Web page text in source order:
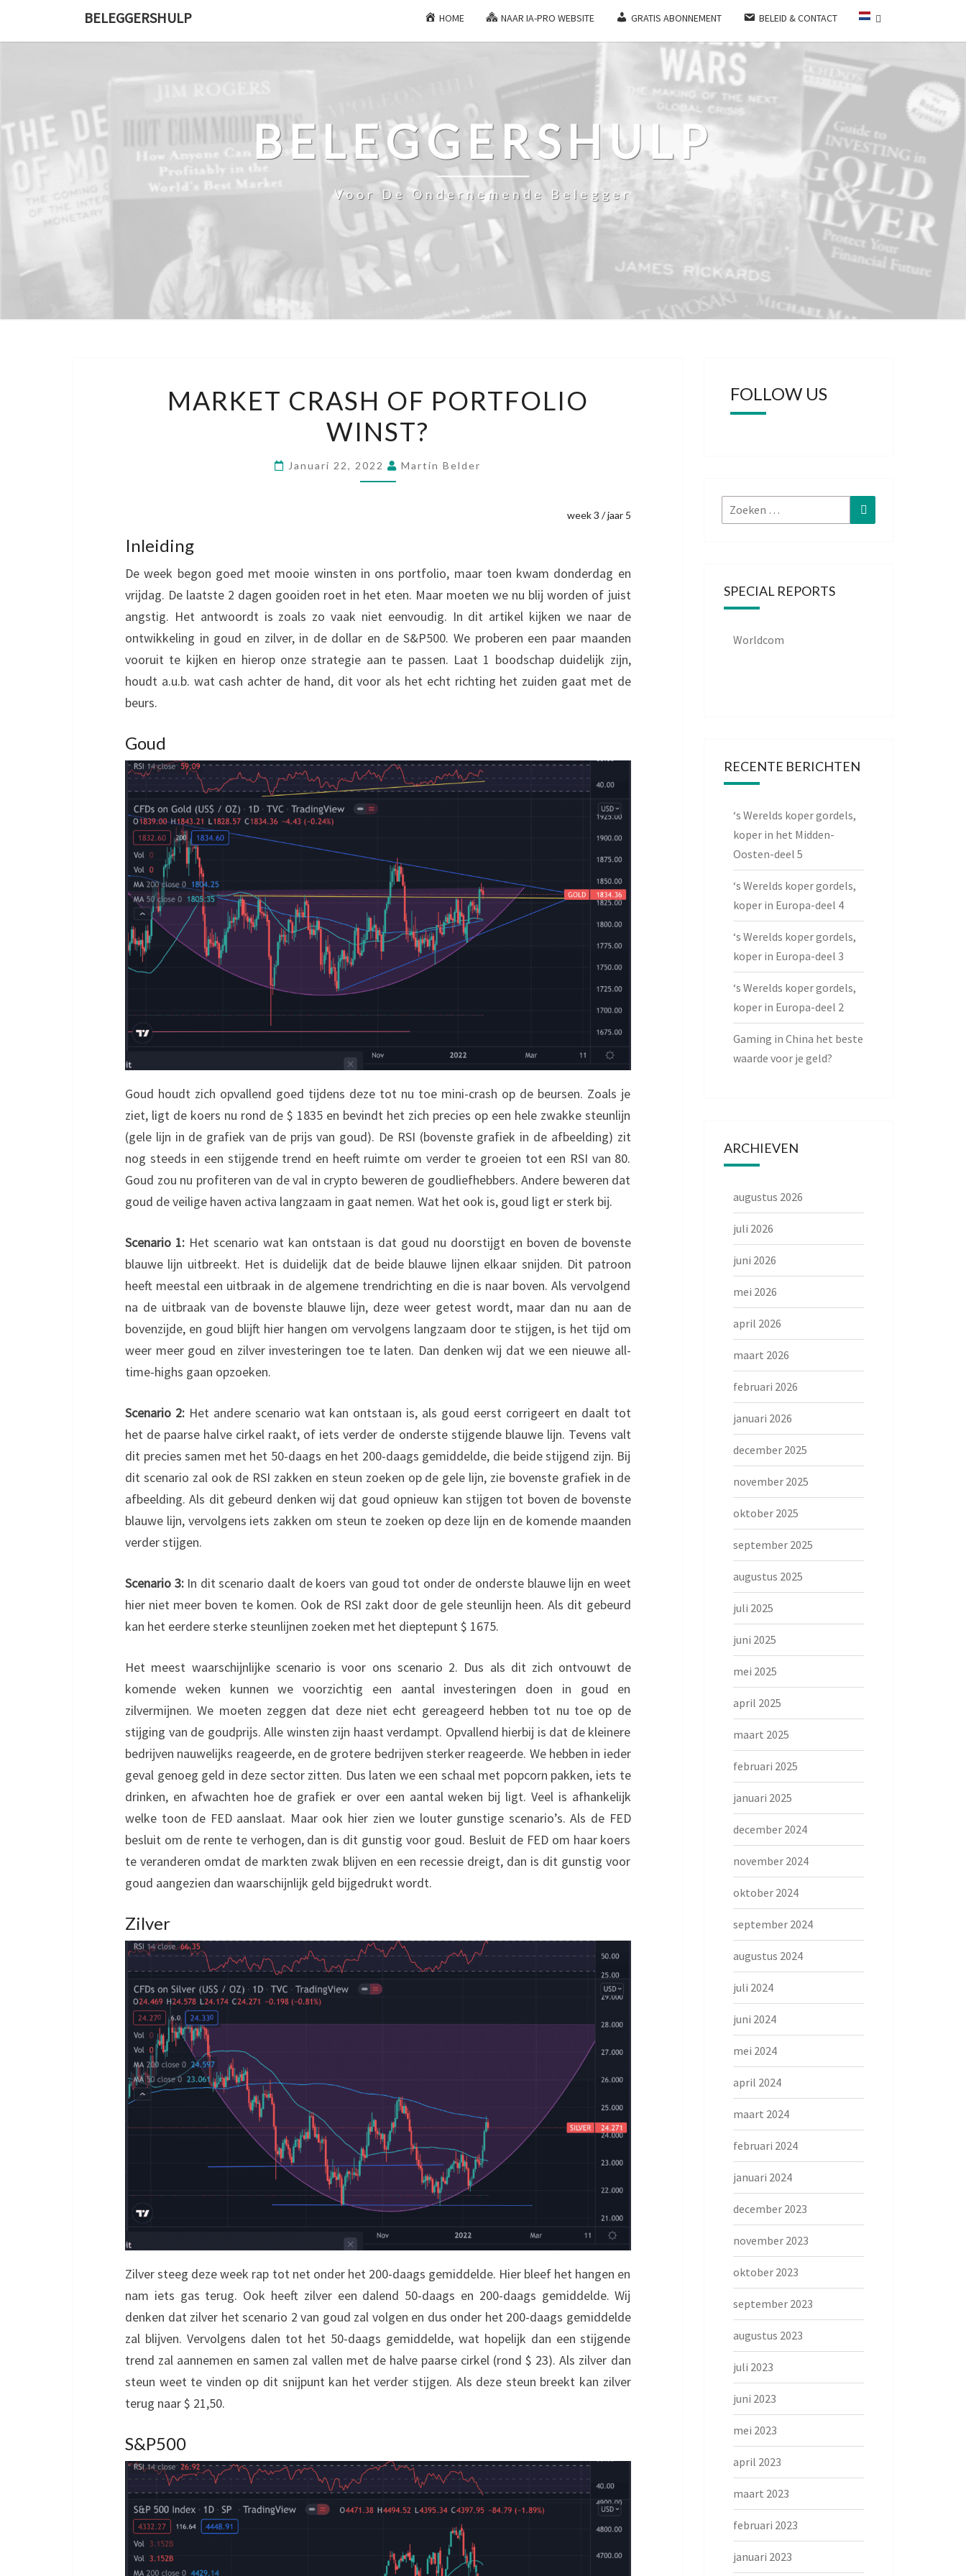
BELEGGERSHULP HOME NAAR IA-PRO WEBSITE GRATIS ABONNEMENT BELEID & CONTACT
BELEGGERSHULP
Voor De Ondernemende Belegger
CRASH
OF
PORTFOLIO
WINST?
MARKET CRASH OF PORTFOLIO
WINST?
Januari 22, 2022 Martin Belder
week 3 / jaar 5
Inleiding
De week begon goed met mooie winsten in ons portfolio, maar toen kwam donderdag en
vrijdag. De laatste 2 dagen gooiden roet in het eten. Maar moeten we nu blij worden of juist
angstig. Het antwoordt is zoals zo vaak niet eenvoudig. In dit artikel kijken we naar de
ontwikkeling in goud en zilver, in de dollar en de S&P500. We proberen een paar maanden
vooruit te kijken en hierop onze strategie aan te passen. Laat 1 boodschap duidelijk zijn,
houdt a.u.b. wat cash achter de hand, dit voor als het echt richting het zuiden gaat met de
beurs.
Goud
Goud houdt zich opvallend goed tijdens deze tot nu toe mini-crash op de beursen. Zoals je
ziet, ligt de koers nu rond de $ 1835 en bevindt het zich precies op een hele zwakke steunlijn
(gele lijn in de grafiek van de prijs van goud). De RSI (bovenste grafiek in de afbeelding) zit
nog steeds in een stijgende trend en heeft ruimte om verder te groeien tot een RSI van 80.
Goud zou nu profiteren van de val in crypto beweren de goudliefhebbers. Andere beweren dat
goud de veilige haven activa langzaam in gaat nemen. Wat het ook is, goud ligt er sterk bij.
Scenario 1:Het scenario wat kan ontstaan is dat goud nu doorstijgt en boven de bovenste
blauwe lijn uitbreekt. Het is duidelijk dat de beide blauwe lijnen elkaar snijden. Dit patroon
heeft meestal een uitbraak in de algemene trendrichting en die is naar boven. Als vervolgend
na de uitbraak van de bovenste blauwe lijn, deze weer getest wordt, maar dan nu aan de
bovenzijde, en goud blijft hier hangen om vervolgens langzaam door te stijgen, is het tijd om
weer meer goud en zilver investeringen toe te laten. Dan denken wij dat we een nieuwe all-
time-highs gaan opzoeken.
Scenario 2:Het andere scenario wat kan ontstaan is, als goud eerst corrigeert en daalt tot
het de paarse halve cirkel raakt, of iets verder de onderste stijgende blauwe lijn. Tevens valt
dit precies samen met het 50-daags en het 200-daags gemiddelde, die beide stijgend zijn. Bij
dit scenario zal ook de RSI zakken en steun zoeken op de gele lijn, zie bovenste grafiek in de
afbeelding. Als dit gebeurd denken wij dat goud opnieuw kan stijgen tot boven de bovenste
blauwe lijn, vervolgens iets zakken om steun te zoeken op deze lijn en de komende maanden
verder stijgen.
Scenario 3:In dit scenario daalt de koers van goud tot onder de onderste blauwe lijn en weet
hier niet meer boven te komen. Ook de RSI zakt door de gele steunlijn heen. Als dit gebeurd
kan het eerdere sterke steunlijnen zoeken met het dieptepunt $ 1675.
Het meest waarschijnlijke scenario is voor ons scenario 2. Dus als dit zich ontvouwt de
komende weken kunnen we voorzichtig een aantal investeringen doen in goud en
zilvermijnen. We moeten zeggen dat deze niet echt gereageerd hebben tot nu toe op de
stijging van de goudprijs. Alle winsten zijn haast verdampt. Opvallend hierbij is dat de kleinere
bedrijven nauwelijks reageerde, en de grotere bedrijven sterker reageerde. We hebben in ieder
geval genoeg geld in deze sector zitten. Dus laten we een schaal met popcorn pakken, iets te
drinken, en afwachten hoe de grafiek er over een aantal weken bij ligt. Veel is afhankelijk
welke toon de FED aanslaat. Maar ook hier zien we louter gunstige scenario’s. Als de FED
besluit om de rente te verhogen, dan is dit gunstig voor goud. Besluit de FED om haar koers
te veranderen omdat de markten zwak blijven en een recessie dreigt, dan is dit gunstig voor
goud aangezien dan waarschijnlijk geld bijgedrukt wordt.
Zilver
Zilver steeg deze week rap tot net onder het 200-daags gemiddelde. Hier bleef het hangen en
nam iets gas terug. Ook heeft zilver een dalend 50-daags en 200-daags gemiddelde. Wij
denken dat zilver het scenario 2 van goud zal volgen en dus onder het 200-daags gemiddelde
zal blijven. Vervolgens dalen tot het 50-daags gemiddelde, wat hopelijk dan een stijgende
trend zal aannemen en samen zal vallen met de halve paarse cirkel (rond $ 23). Als zilver dan
steun weet te vinden op dit snijpunt kan het verder stijgen. Als deze steun breekt kan zilver
terug naar $ 21,50.
S&P500
FOLLOW US
Zoeken
naar:
Zoeken
SPECIAL REPORTS
Worldcom
RECENTE BERICHTEN
‘s Werelds koper gordels,
koper in het Midden-
Oosten-deel 5
‘s Werelds koper gordels,
koper in Europa-deel 4
‘s Werelds koper gordels,
koper in Europa-deel 3
‘s Werelds koper gordels,
koper in Europa-deel 2
Gaming in China het beste
waarde voor je geld?
ARCHIEVEN
augustus 2026
juli 2026
juni 2026
mei 2026
april 2026
maart 2026
februari 2026
januari 2026
december 2025
november 2025
oktober 2025
september 2025
augustus 2025
juli 2025
juni 2025
mei 2025
april 2025
maart 2025
februari 2025
januari 2025
december 2024
november 2024
oktober 2024
september 2024
augustus 2024
juli 2024
juni 2024
mei 2024
april 2024
maart 2024
februari 2024
januari 2024
december 2023
november 2023
oktober 2023
september 2023
augustus 2023
juli 2023
juni 2023
mei 2023
april 2023
maart 2023
februari 2023
januari 2023